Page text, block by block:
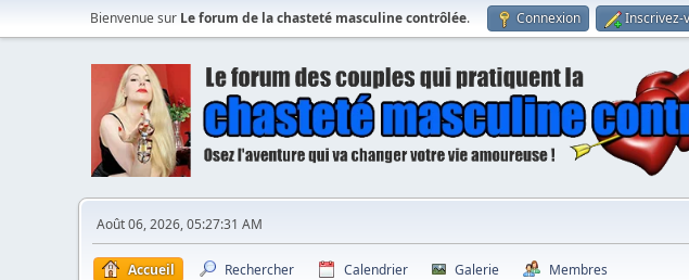
Bienvenue sur Le forum de la chasteté masculine contrôlée. Connexion Inscrivez-
Août 06, 2026, 05:27:31 AM
Accueil Rechercher Calendrier Galerie Membres